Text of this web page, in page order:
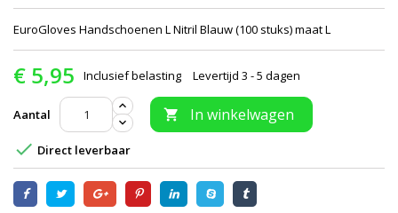
EuroGloves Handschoenen L Nitril Blauw (100 stuks) maat L
€ 5,95 Inclusief belasting Levertijd 3 - 5 dagen
Aantal  In winkelwagen
 Direct leverbaar